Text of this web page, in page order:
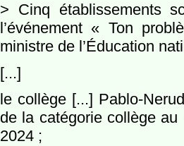
> Cinq établissements
l’événement « Ton
ministre de l’Éducation
[...]
le collège [...] Pablo-
de la catégorie collège
2024 ;